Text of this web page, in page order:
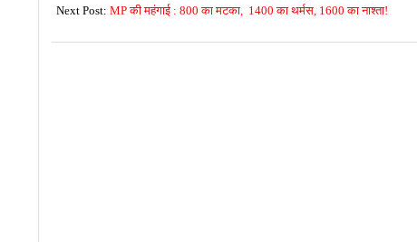
23
Next Post: MP की महंगाई : 800 का मटका, 1400 का थर्मस, 1600 का नाश्ता!